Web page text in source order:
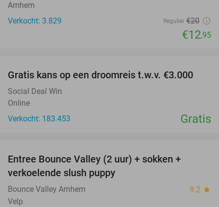
Arnhem
Verkocht: 3.829
Regulier €20
€12,95
Gratis kans op een droomreis t.w.v. €3.000
Social Deal Win
Online
Verkocht: 183.453
Gratis
Entree Bounce Valley (2 uur) + sokken +
verkoelende slush puppy
Bounce Valley Arnhem 9.2 star
Velp